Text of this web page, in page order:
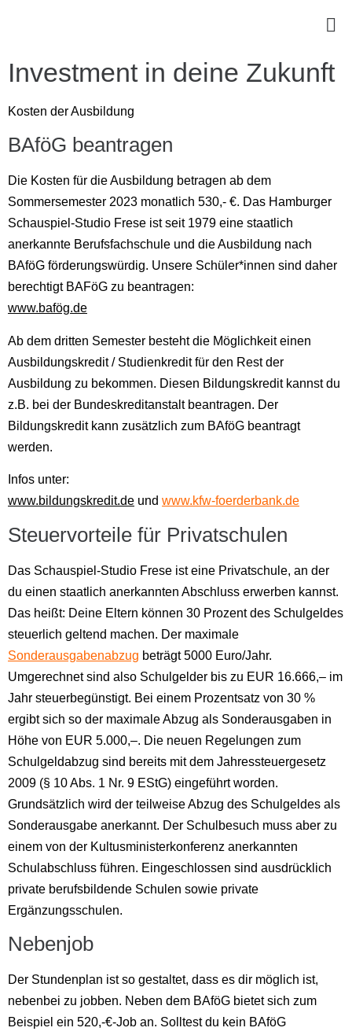
Investment in deine Zukunft
Kosten der Ausbildung
BAföG beantragen
Die Kosten für die Ausbildung betragen ab dem
Sommersemester 2023 monatlich 530,- €. Das Hamburger
Schauspiel-Studio Frese ist seit 1979 eine staatlich
anerkannte Berufsfachschule und die Ausbildung nach
BAföG förderungswürdig. Unsere Schüler*innen sind daher
berechtigt BAFöG zu beantragen:
www.bafög.de
Ab dem dritten Semester besteht die Möglichkeit einen
Ausbildungskredit / Studienkredit für den Rest der
Ausbildung zu bekommen. Diesen Bildungskredit kannst du
z.B. bei der Bundeskreditanstalt beantragen. Der
Bildungskredit kann zusätzlich zum BAföG beantragt
werden.
Infos unter:
www.bildungskredit.de und www.kfw-foerderbank.de
Steuervorteile für Privatschulen
Das Schauspiel-Studio Frese ist eine Privatschule, an der
du einen staatlich anerkannten Abschluss erwerben kannst.
Das heißt: Deine Eltern können 30 Prozent des Schulgeldes
steuerlich geltend machen. Der maximale
Sonderausgabenabzug beträgt 5000 Euro/Jahr.
Umgerechnet sind also Schulgelder bis zu EUR 16.666,– im
Jahr steuerbegünstigt. Bei einem Prozentsatz von 30 %
ergibt sich so der maximale Abzug als Sonderausgaben in
Höhe von EUR 5.000,–. Die neuen Regelungen zum
Schulgeldabzug sind bereits mit dem Jahressteuergesetz
2009 (§ 10 Abs. 1 Nr. 9 EStG) eingeführt worden.
Grundsätzlich wird der teilweise Abzug des Schulgeldes als
Sonderausgabe anerkannt. Der Schulbesuch muss aber zu
einem von der Kultusministerkonferenz anerkannten
Schulabschluss führen. Eingeschlossen sind ausdrücklich
private berufsbildende Schulen sowie private
Ergänzungsschulen.
Nebenjob
Der Stundenplan ist so gestaltet, dass es dir möglich ist,
nebenbei zu jobben. Neben dem BAföG bietet sich zum
Beispiel ein 520,-€-Job an. Solltest du kein BAföG